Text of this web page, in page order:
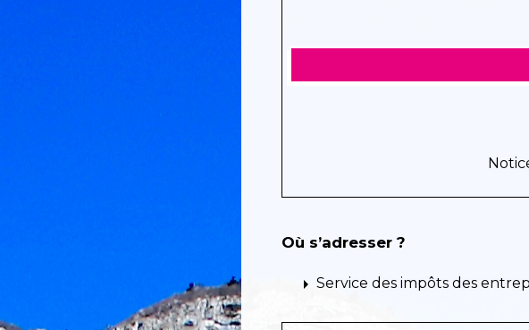
Où s’adresser ?
arrow_right Service des impôts des